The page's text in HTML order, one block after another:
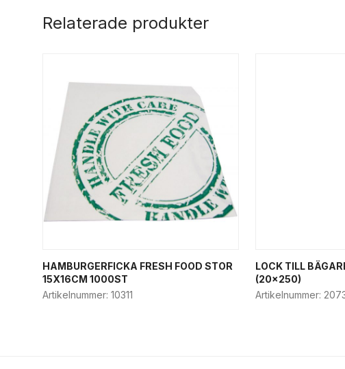
Relaterade produkter
HAMBURGERFICKA FRESH FOOD STOR
15X16CM 1000ST
Artikelnummer: 10311
LOCK TILL
(20×250)
Artikelnummer: